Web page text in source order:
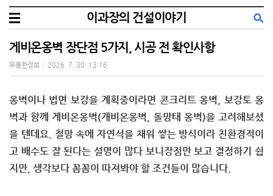
이과장의 건설이야기
게비온옹벽 장단점 5가지, 시공 전 확인사항
유용한정보 2026. 7. 30. 13:16
옹벽이나 법면 보강을 계획중이라면 콘크리트 옹벽, 보강토 옹
벽과 함께 게비온옹벽(개비온옹벽, 돌망태 옹벽)을 고려해보셨
을 텐데요. 철망 속에 자연석을 채워 쌓는 방식이라 친환경적이
고 배수도 잘 된다는 설명이 많다 보니 장점만 보고 결정하기 쉽
지만, 생각보다 꼼꼼이 따져봐야 할 조건들이 많습니다.